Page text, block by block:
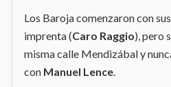
Los Baroja comenzaron con
imprenta (Caro Raggio), pero
misma calle Mendizábal y
con Manuel Lence.